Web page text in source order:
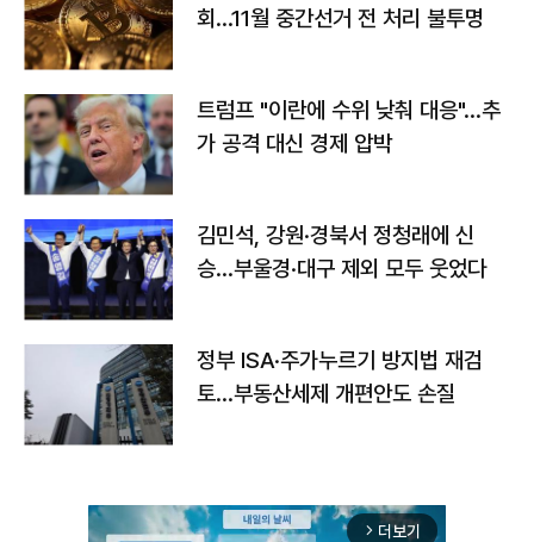
회…11월 중간선거 전 처리 불투명
트럼프 "이란에 수위 낮춰 대응"…추
가 공격 대신 경제 압박
김민석, 강원·경북서 정청래에 신
승…부울경·대구 제외 모두 웃었다
정부 ISA·주가누르기 방지법 재검
토…부동산세제 개편안도 손질
arrow_forward_ios 더보기